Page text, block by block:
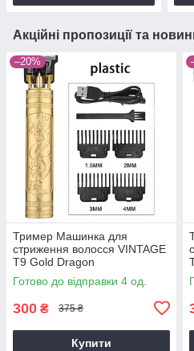
Акційні пропозиції та
–20%
Тример Машинка для
стриження волосся VINTAGE
Т9 Gold Dragon
Готово до відправки 4 од.
300 ₴ 375 ₴
Купити